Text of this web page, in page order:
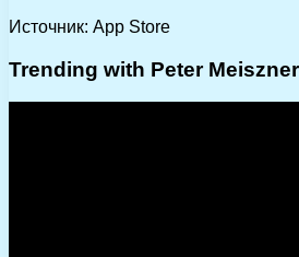
Источник: App Store
Trending with Peter